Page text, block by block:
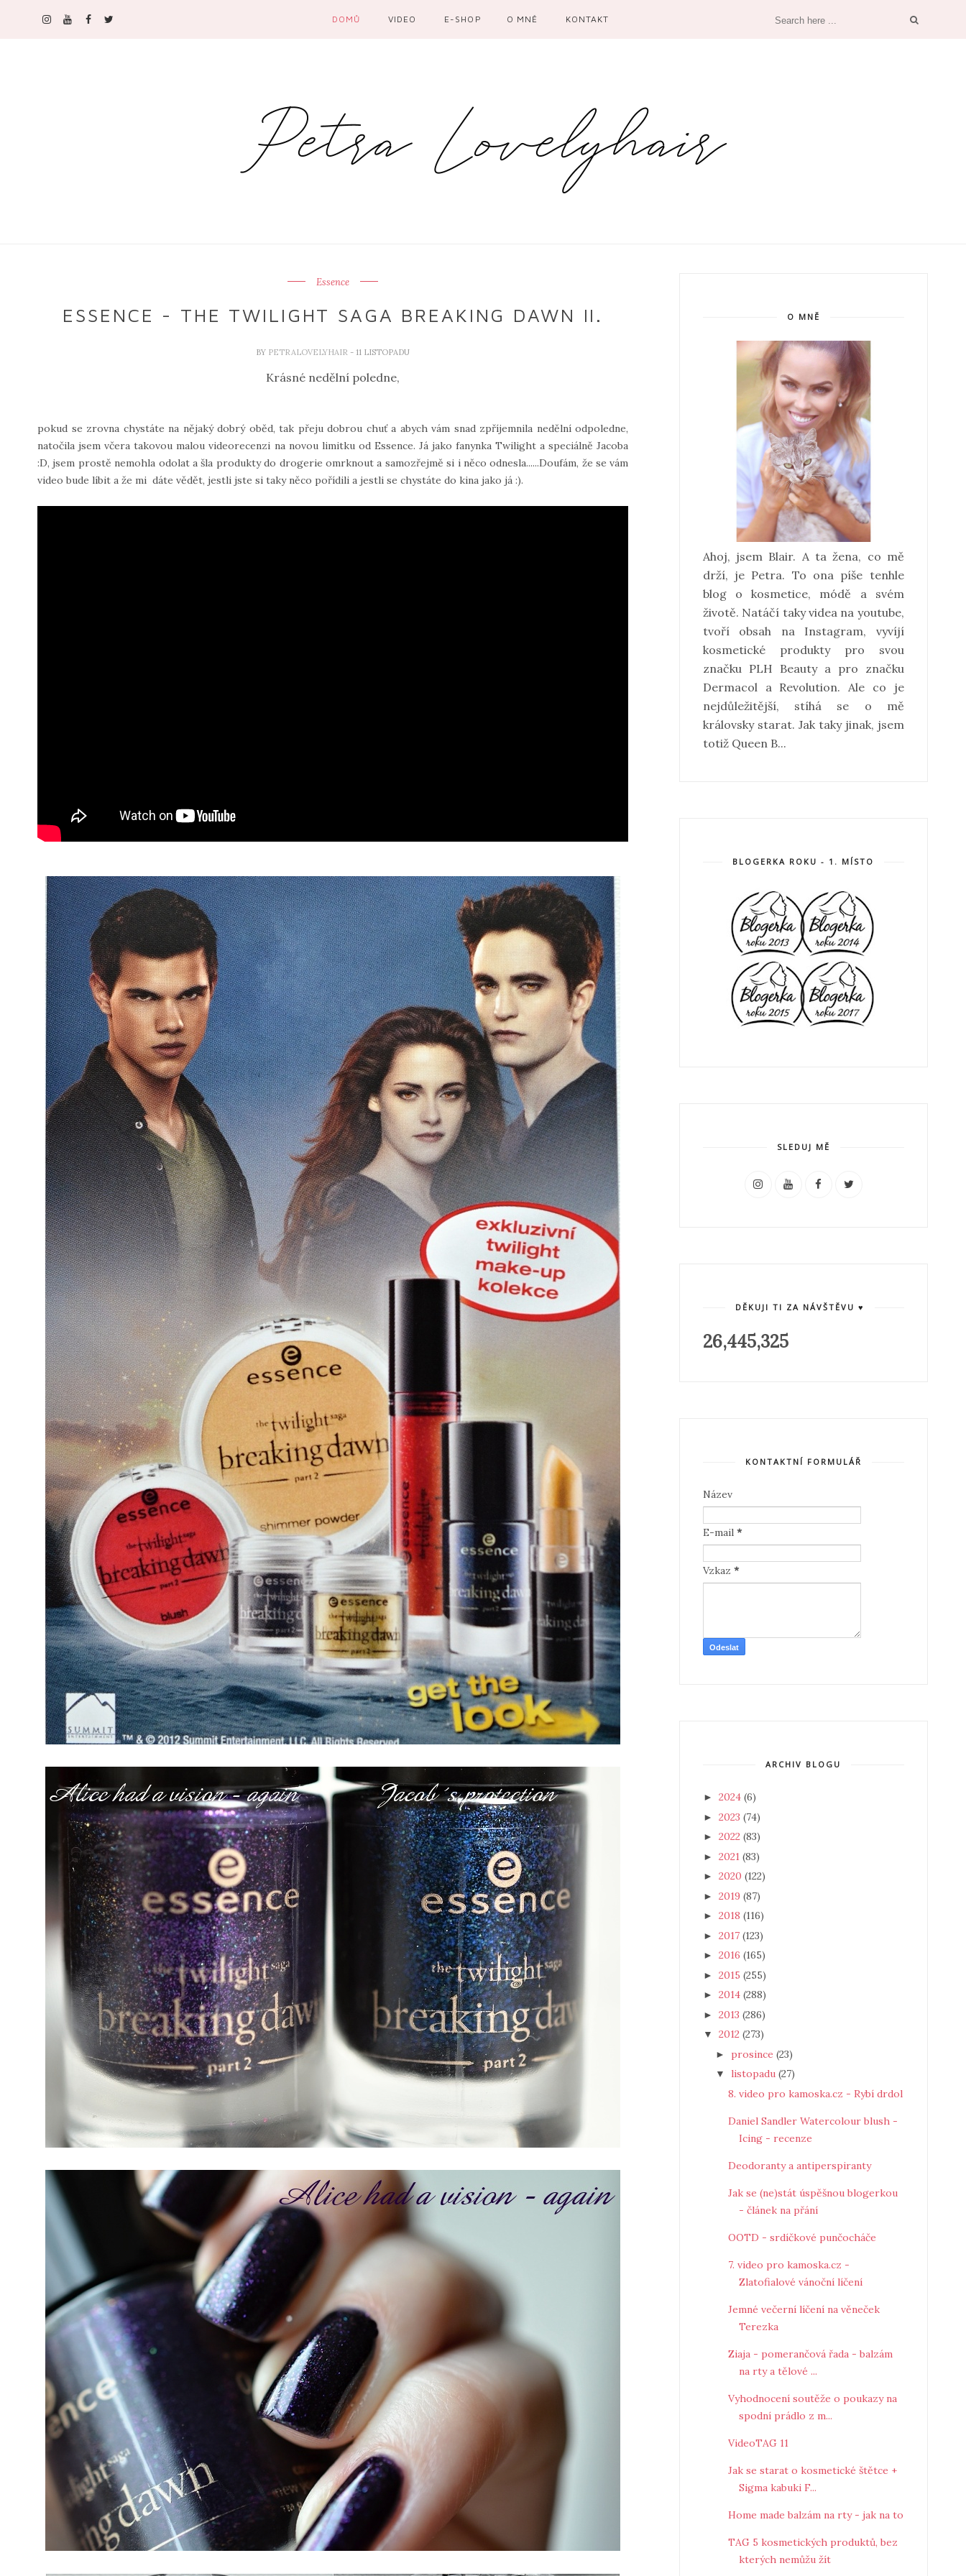
DOMŮ VIDEO E-SHOP O MNĚ KONTAKT
Essence
ESSENCE - THE TWILIGHT SAGA BREAKING DAWN II.
BY PETRALOVELYHAIR - 11 LISTOPADU
Krásné nedělní poledne,
pokud se zrovna chystáte na nějaký dobrý oběd, tak přeju dobrou chuť a abych vám snad zpříjemnila nedělní odpoledne,
natočila jsem včera takovou malou videorecenzi na novou limitku od Essence. Já jako fanynka Twilight a speciálně Jacoba
:D, jsem prostě nemohla odolat a šla produkty do drogerie omrknout a samozřejmě si i něco odnesla......Doufám, že se vám
video bude líbit a že mi dáte vědět, jestli jste si taky něco pořídili a jestli se chystáte do kina jako já :).
O MNĚ
Ahoj, jsem Blair. A ta žena, co mě
drží, je Petra. To ona píše tenhle
blog o kosmetice, módě a svém
životě. Natáčí taky videa na youtube,
tvoří obsah na Instagram, vyvíjí
kosmetické produkty pro svou
značku PLH Beauty a pro značku
Dermacol a Revolution. Ale co je
nejdůležitější, stíhá se o mě
královsky starat. Jak taky jinak, jsem
totiž Queen B...
BLOGERKA ROKU - 1. MÍSTO
SLEDUJ MĚ
DĚKUJI TI ZA NÁVŠTĚVU ♥
26,445,325
KONTAKTNÍ FORMULÁŘ
Název
E-mail *
Vzkaz *
ARCHIV BLOGU
► 2024 (6)
► 2023 (74)
► 2022 (83)
► 2021 (83)
► 2020 (122)
► 2019 (87)
► 2018 (116)
► 2017 (123)
► 2016 (165)
► 2015 (255)
► 2014 (288)
► 2013 (286)
▼ 2012 (273)
► prosince (23)
▼ listopadu (27)
8. video pro kamoska.cz - Rybí drdol
Daniel Sandler Watercolour blush -
Icing - recenze
Deodoranty a antiperspiranty
Jak se (ne)stát úspěšnou blogerkou
- článek na přání
OOTD - srdíčkové punčocháče
7. video pro kamoska.cz -
Zlatofialové vánoční líčení
Jemné večerní líčení na věneček
Terezka
Ziaja - pomerančová řada - balzám
na rty a tělové ...
Vyhodnocení soutěže o poukazy na
spodní prádlo z m...
VideoTAG 11
Jak se starat o kosmetické štětce +
Sigma kabuki F...
Home made balzám na rty - jak na to
TAG 5 kosmetických produktů, bez
kterých nemůžu žít